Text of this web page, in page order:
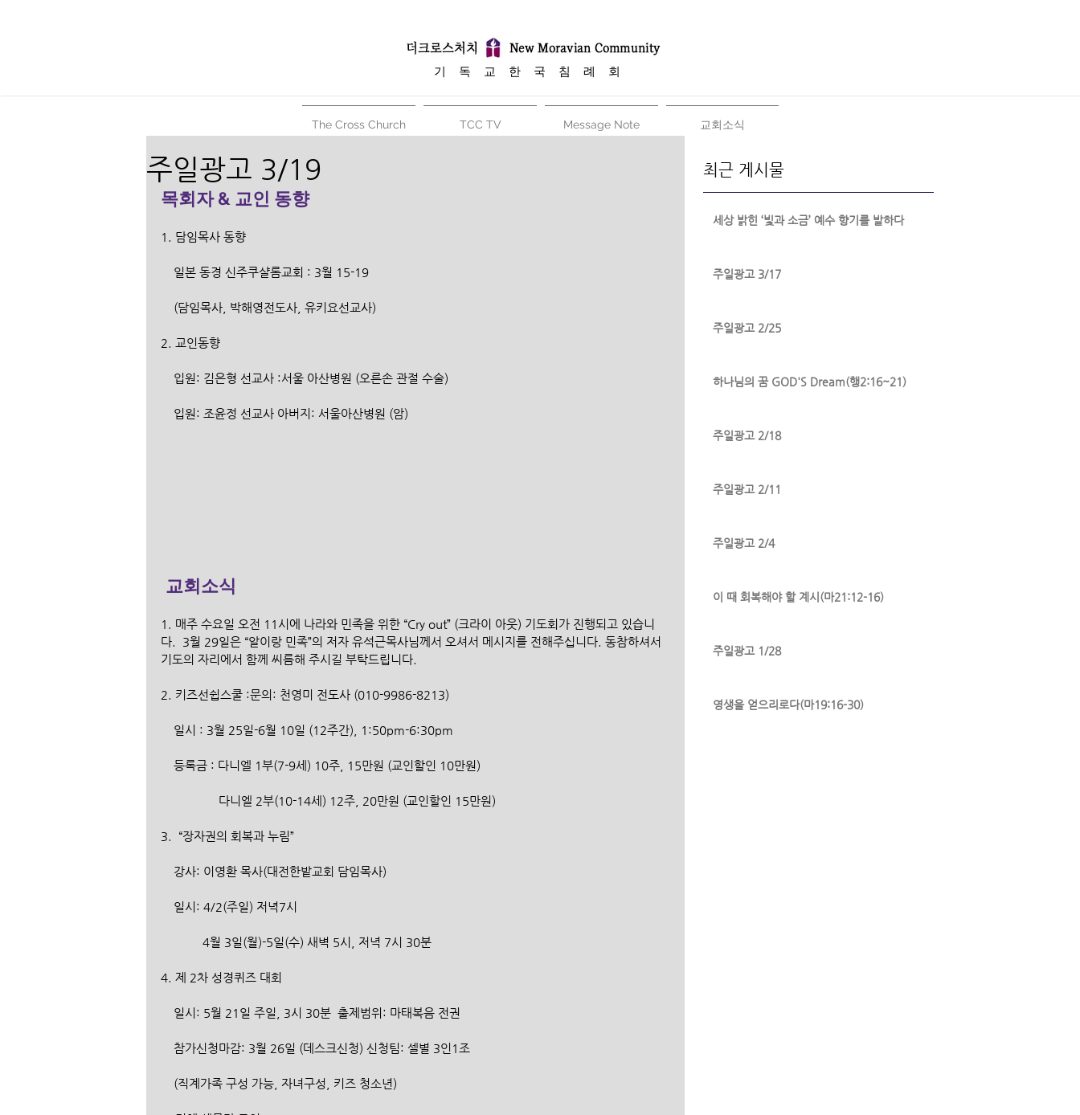
​기 독 교 한 국 침 례 회
The Cross Church TCC TV Message Note 교회소식
주일광고 3/19
목회자 & 교인 동향
1. 담임목사 동향
    일본 동경 신주쿠샬롬교회 : 3월 15-19
    (담임목사, 박해영전도사, 유키요선교사)
2. 교인동향
    입원: 김은형 선교사 :서울 아산병원 (오른손 관절 수술)
    입원: 조윤정 선교사 아버지: 서울아산병원 (암)
교회소식
1. 매주 수요일 오전 11시에 나라와 민족을 위한 “Cry out” (크라이 아웃) 기도회가 진행되고 있습니
다.  3월 29일은 “알이랑 민족”의 저자 유석근목사님께서 오셔서 메시지를 전해주십니다. 동참하셔서
기도의 자리에서 함께 씨름해 주시길 부탁드립니다.
2. 키즈선쉽스쿨 :문의: 천영미 전도사 (010-9986-8213)
    일시 : 3월 25일-6월 10일 (12주간), 1:50pm-6:30pm
    등록금 : 다니엘 1부(7-9세) 10주, 15만원 (교인할인 10만원)
                  다니엘 2부(10-14세) 12주, 20만원 (교인할인 15만원)
3.  “장자권의 회복과 누림”
    강사: 이영환 목사(대전한밭교회 담임목사)
    일시: 4/2(주일) 저녁7시
             4월 3일(월)-5일(수) 새벽 5시, 저녁 7시 30분
4. 제 2차 성경퀴즈 대회
    일시: 5월 21일 주일, 3시 30분  출제범위: 마태복음 전권
    참가신청마감: 3월 26일 (데스크신청) 신청팀: 셀별 3인1조
    (직계가족 구성 가능, 자녀구성, 키즈 청소년)
최근 게시물
세상 밝힌 ‘빛과 소금’ 예수 향기를 발하다
주일광고 3/17
주일광고 2/25
하나님의 꿈 GOD'S Dream(행2:16~21)
주일광고 2/18
주일광고 2/11
주일광고 2/4
이 때 회복해야 할 계시(마21:12-16)
주일광고 1/28
영생을 얻으리로다(마19:16-30)